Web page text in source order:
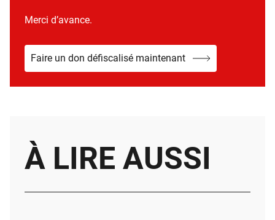
Merci d’avance.
Faire un don défiscalisé maintenant
À LIRE AUSSI